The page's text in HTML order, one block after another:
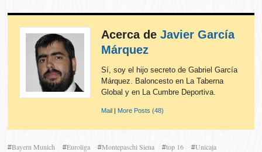
Acerca deJavier García
Márquez
Sí, soy el hijo secreto de Gabriel García
Márquez. Baloncesto en La Taberna
Global y en La Cumbre Deportiva.
Mail | More Posts (48)
#Bayern Munich #Euroliga #Montepaschi Siena #top 16 #Unicaja